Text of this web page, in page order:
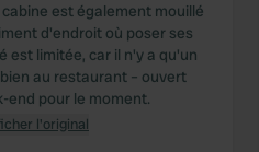
est également mouillé
d'endroit où poser ses
est limitée, car il n'y a qu'un
au restaurant – ouvert
end pour le moment.
l'original